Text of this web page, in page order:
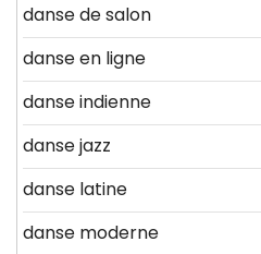
danse de salon
danse en ligne
danse indienne
danse jazz
danse latine
danse moderne